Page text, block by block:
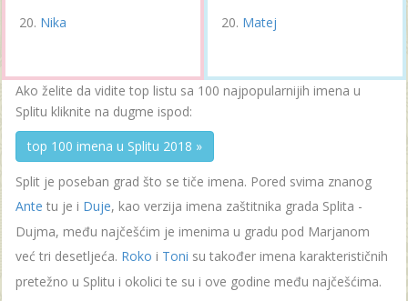
Nika Matej
Ako želite da vidite top listu sa 100 najpopularnijih imena u
Splitu kliknite na dugme ispod:
top 100 imena u Splitu 2018 »
Split je poseban grad što se tiče imena. Pored svima znanog
Ante tu je i Duje, kao verzija imena zaštitnika grada Splita -
Dujma, među najčešćim je imenima u gradu pod Marjanom
već tri desetljeća. Roko i Toni su također imena karakterističnih
pretežno u Splitu i okolici te su i ove godine među najčešćima.